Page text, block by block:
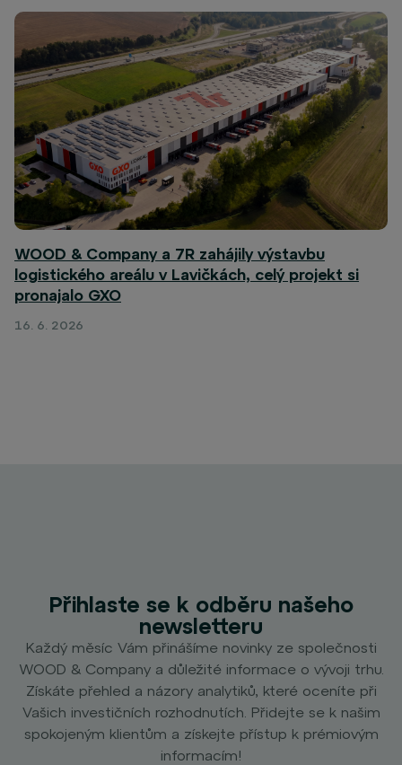
WOOD & Company a 7R zahájily výstavbu
logistického areálu v Lavičkách, celý projekt si
pronajalo GXO
16. 6. 2026
Přihlaste se k odběru našeho
newsletteru
Každý měsíc Vám přinášíme novinky ze společnosti
WOOD & Company a důležité informace o vývoji trhu.
Získáte přehled a názory analytiků, které oceníte při
Vašich investičních rozhodnutích. Přidejte se k našim
spokojeným klientům a získejte přístup k prémiovým
informacím!